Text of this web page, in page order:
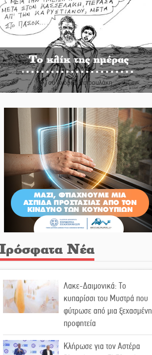
Το κλίκ της ημέρας
Του Ανδρέα Πετρουλάκη
Νέα
Λακε-Δαιμονικά: Το
κυπαρίσσι του Μυστρά που
φύτρωσε από μια ξεχασμένη
προφητεία
Κλήρωσε για τον Αστέρα